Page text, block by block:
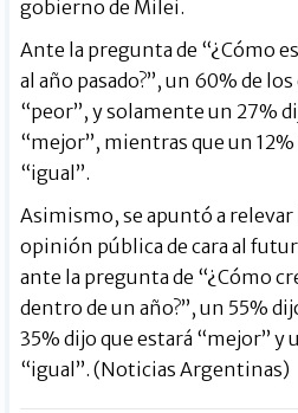
gobierno de Milei.
Ante la pregunta de “¿Cómo
al año pasado?”, un 60% de
“peor”, y solamente un 27%
“mejor”, mientras que un
“igual”.
Asimismo, se apuntó a relevar
opinión pública de cara al
ante la pregunta de “¿Cómo
dentro de un año?”, un 55%
35% dijo que estará “mejor” y
“igual”. (Noticias Argentinas)